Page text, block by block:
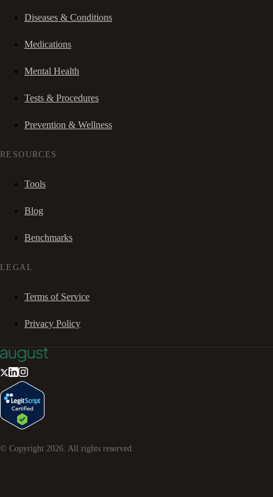
Diseases & Conditions
Medications
Mental Health
Tests & Procedures
Prevention & Wellness
RESOURCES
Tools
Blog
Benchmarks
LEGAL
Terms of Service
Privacy Policy
© Copyright 2026. All rights reserved.